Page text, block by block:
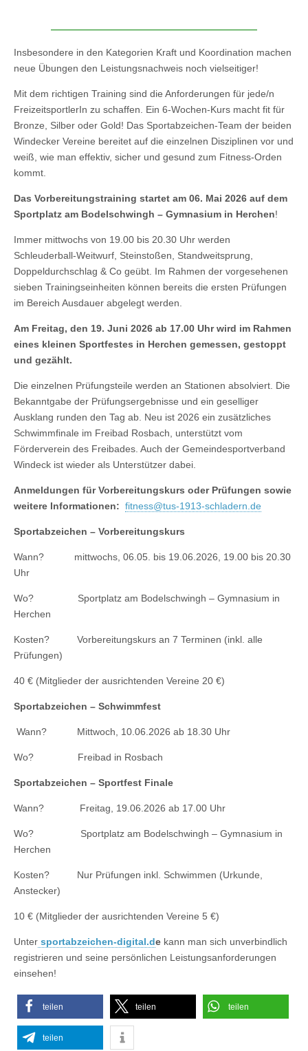
Insbesondere in den Kategorien Kraft und Koordination machen
neue Übungen den Leistungsnachweis noch vielseitiger!
Mit dem richtigen Training sind die Anforderungen für jede/n
FreizeitsportlerIn zu schaffen. Ein 6-Wochen-Kurs macht fit für
Bronze, Silber oder Gold! Das Sportabzeichen-Team der beiden
Windecker Vereine bereitet auf die einzelnen Disziplinen vor und
weiß, wie man effektiv, sicher und gesund zum Fitness-Orden
kommt.
Das Vorbereitungstraining startet am 06. Mai 2026 auf dem
Sportplatz am Bodelschwingh – Gymnasium in Herchen!
Immer mittwochs von 19.00 bis 20.30 Uhr werden
Schleuderball-Weitwurf, Steinstoßen, Standweitsprung,
Doppeldurchschlag & Co geübt. Im Rahmen der vorgesehenen
sieben Trainingseinheiten können bereits die ersten Prüfungen
im Bereich Ausdauer abgelegt werden.
Am Freitag, den 19. Juni 2026 ab 17.00 Uhr wird im Rahmen
eines kleinen Sportfestes in Herchen gemessen, gestoppt
und gezählt.
Die einzelnen Prüfungsteile werden an Stationen absolviert. Die
Bekanntgabe der Prüfungsergebnisse und ein geselliger
Ausklang runden den Tag ab. Neu ist 2026 ein zusätzliches
Schwimmfinale im Freibad Rosbach, unterstützt vom
Förderverein des Freibades. Auch der Gemeindesportverband
Windeck ist wieder als Unterstützer dabei.
Anmeldungen für Vorbereitungskurs oder Prüfungen sowie
weitere Informationen: fitness@tus-1913-schladern.de
Sportabzeichen – Vorbereitungskurs
Wann? mittwochs, 06.05. bis 19.06.2026, 19.00 bis 20.30
Uhr
Wo? Sportplatz am Bodelschwingh – Gymnasium in
Herchen
Kosten? Vorbereitungskurs an 7 Terminen (inkl. alle
Prüfungen)
40 € (Mitglieder der ausrichtenden Vereine 20 €)
Sportabzeichen – Schwimmfest
Wann? Mittwoch, 10.06.2026 ab 18.30 Uhr
Wo? Freibad in Rosbach
Sportabzeichen – Sportfest Finale
Wann? Freitag, 19.06.2026 ab 17.00 Uhr
Wo? Sportplatz am Bodelschwingh – Gymnasium in
Herchen
Kosten? Nur Prüfungen inkl. Schwimmen (Urkunde,
Anstecker)
10 € (Mitglieder der ausrichtenden Vereine 5 €)
Unter sportabzeichen-digital.de kann man sich unverbindlich
registrieren und seine persönlichen Leistungsanforderungen
einsehen!
teilen teilen teilen
teilen